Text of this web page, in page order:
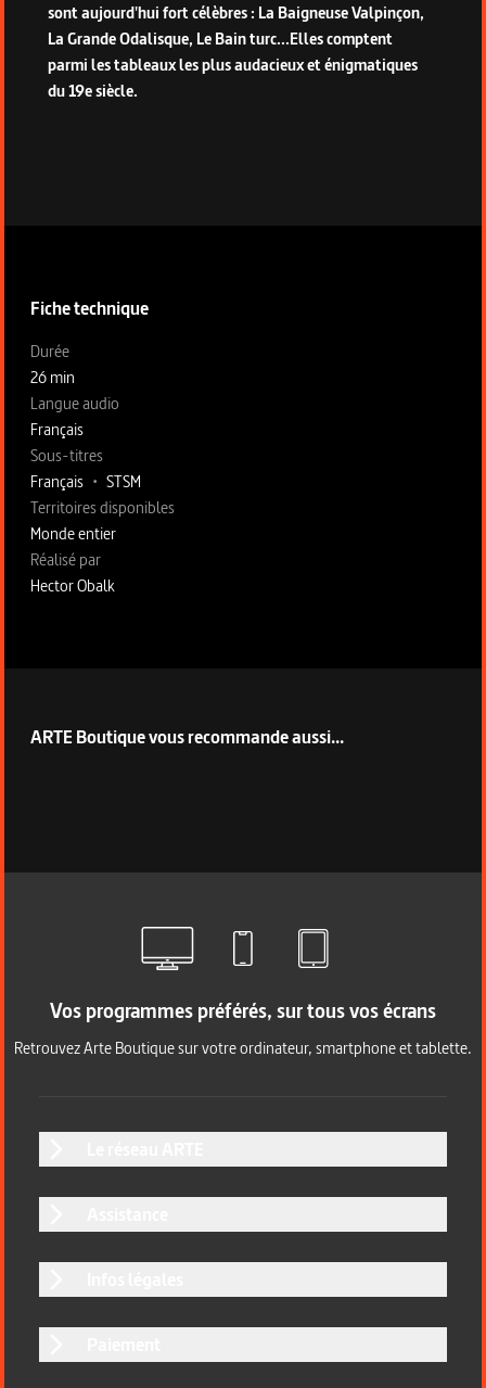
sont aujourd'hui fort célèbres : La Baigneuse Valpinçon,
La Grande Odalisque, Le Bain turc...Elles comptent
parmi les tableaux les plus audacieux et énigmatiques
du 19e siècle.
Fiche technique
Fiche technique section gauche
Durée
26 min
Langue audio
Français
Sous-titres
Français • STSM
Territoires disponibles
Monde entier
Fiche technique section droite
Réalisé par
Hector Obalk
ARTE Boutique vous recommande aussi...
Vos programmes préférés, sur tous vos écrans
Retrouvez Arte Boutique sur votre ordinateur, smartphone et tablette.